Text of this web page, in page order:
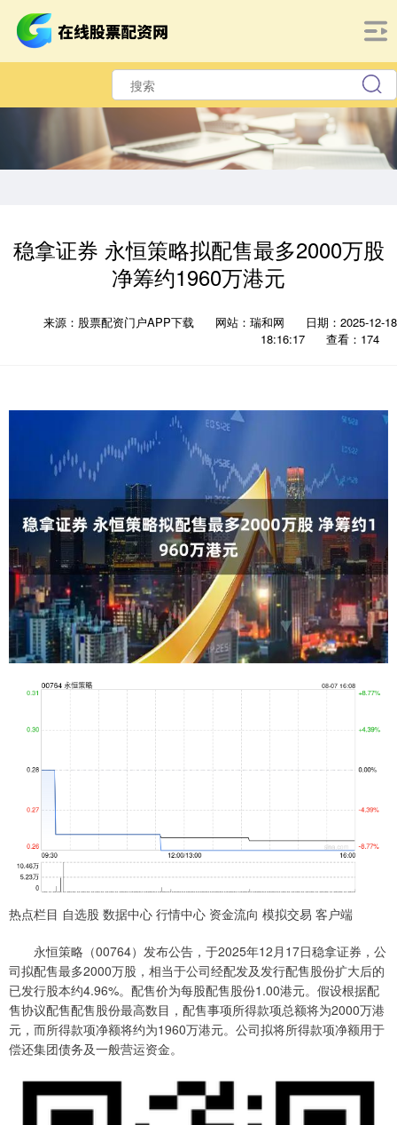
稳拿证券 永恒策略拟配售最多2000万股
净筹约1960万港元
来源：股票配资门户APP下载 网站：瑞和网
日期：2025-12-18
18:16:17
查看：174
热点栏目 自选股 数据中心 行情中心 资金流向 模拟交易 客户端
永恒策略（00764）发布公告，于2025年12月17日稳拿证券，公
司拟配售最多2000万股，相当于公司经配发及发行配售股份扩大后的
已发行股本约4.96%。配售价为每股配售股份1.00港元。假设根据配
售协议配售配售股份最高数目，配售事项所得款项总额将为2000万港
元，而所得款项净额将约为1960万港元。公司拟将所得款项净额用于
偿还集团债务及一般营运资金。